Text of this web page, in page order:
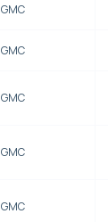
GMC
GMC
GMC
GMC
GMC